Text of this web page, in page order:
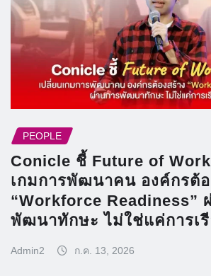
PEOPLE
Conicle ชี้ Future of
เกมการพัฒนาคน องค์กรต้อ
“Workforce Readiness”
พัฒนาทักษะ ไม่ใช่แค่การเ
Admin2 ก.ค. 13, 2026